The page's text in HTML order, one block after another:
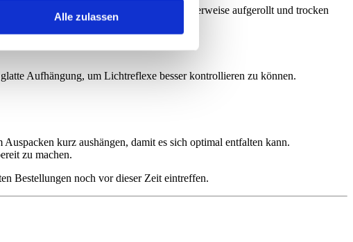
Alle zulassen
Vinyl-Hintergründe werden idealerweise aufgerollt und trocken
zu vermeiden.
Aufhängung, um Lichtreflexe besser kontrollieren zu können.
kurz aushängen, damit es sich optimal entfalten kann.
zu machen.
Bestellungen noch vor dieser Zeit eintreffen.